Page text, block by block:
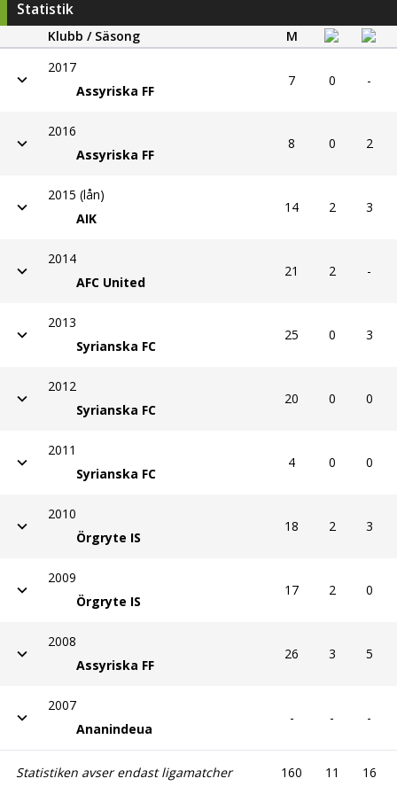
Statistik
Klubb / Säsong
M
2017
Assyriska FF
7 0 -
2016
Assyriska FF
8 0 2
2015 (lån)
AIK
14 2 3
2014
AFC United
21 2 -
2013
Syrianska FC
25 0 3
2012
Syrianska FC
20 0 0
2011
Syrianska FC
4 0 0
2010
Örgryte IS
18 2 3
2009
Örgryte IS
17 2 0
2008
Assyriska FF
26 3 5
2007
Ananindeua
- - -
Statistiken avser endast ligamatcher 160 11 16